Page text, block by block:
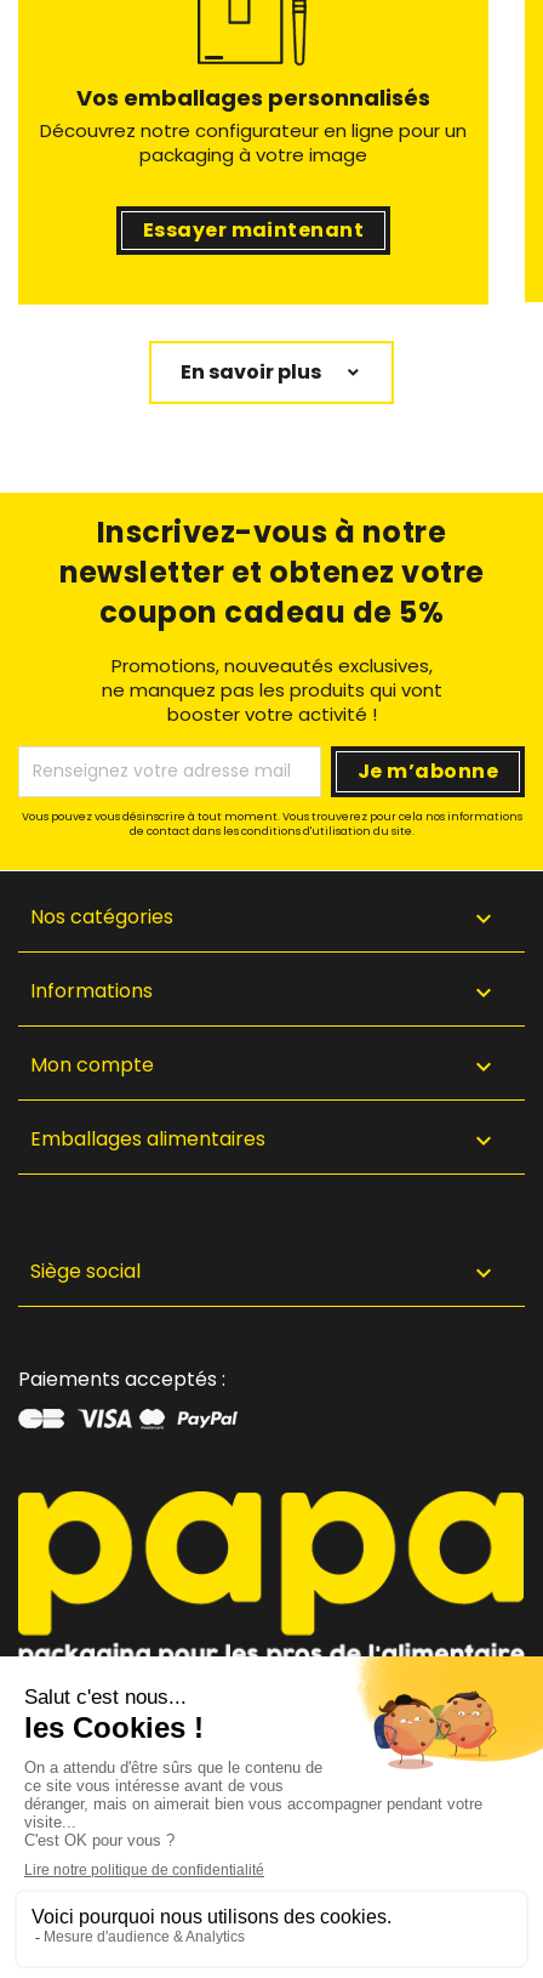
Vos emballages personnalisés
Découvrez notre configurateur en ligne pour un
packaging à votre image
Essayer maintenant
En savoir plus
Inscrivez-vous à notre
newsletter et obtenez votre
coupon cadeau de 5%
Promotions, nouveautés exclusives,
ne manquez pas les produits qui vont
booster votre activité !
Vous pouvez vous désinscrire à tout moment. Vous trouverez pour cela nos informations
de contact dans les conditions d'utilisation du site.
CONSEILLER PAPA
AU 04 91 35 09 09
CONTACTEZ-NOUS
par mail
Nos catégories 
Informations 
Mon compte 
Emballages alimentaires 
Siège social 
Paiements acceptés :
Suivez-nous